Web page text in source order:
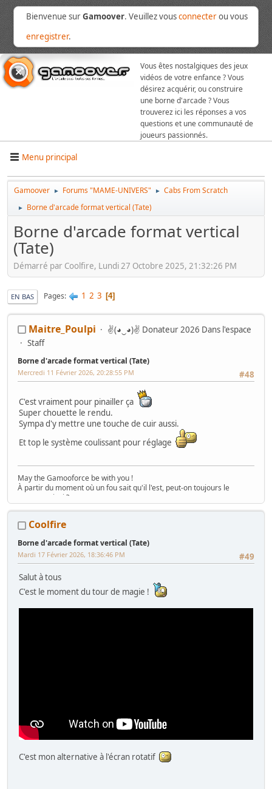
Bienvenue surGamoover. Veuillez vousconnecterou vous
enregistrer.
Vous êtes nostalgiques des jeux
vidéos de votre enfance ? Vous
désirez acquérir, ou construire
une borne d'arcade ? Vous
trouverez ici les réponses a vos
questions et une communauté de
joueurs passionnés.
Menu principal
Gamoover ► Forums "MAME-UNIVERS" ► Cabs From Scratch
► Borne d'arcade format vertical (Tate)
Borne d'arcade format vertical
(Tate)
Démarré par Coolfire, Lundi 27 Octobre 2025, 21:32:26 PM
EN BAS Pages 1 2 3 4
Maitre_Poulpi
✌(◕‿◕)✌ Donateur 2026 Dans l'espace
Staff
Borne d'arcade format vertical (Tate)
#48
Mercredi 11 Février 2026, 20:28:55 PM
C'est vraiment pour pinailler ça
Super chouette le rendu.
Sympa d'y mettre une touche de cuir aussi.
Et top le système coulissant pour réglage
May the Gamooforce be with you !
À partir du moment où un fou sait qu'il l'est, peut-on toujours le
nommer ainsi ?
Boulot, rétro, dodo... et un peu (beaucoup) de TATC© (Touche A Tout
Le WIP en slip et le hack Sega en Pijama !
Coolfire
Borne d'arcade format vertical (Tate)
#49
Mardi 17 Février 2026, 18:36:46 PM
Salut à tous
C'est le moment du tour de magie !
C'est mon alternative à l'écran rotatif